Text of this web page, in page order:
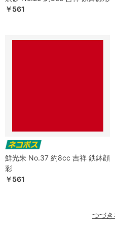
￥561
鮮光朱 No.37 約8cc 吉祥 鉄鉢顔
彩
￥561
つづき